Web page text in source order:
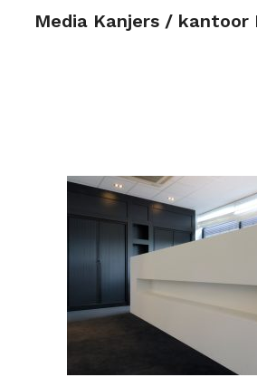
Media Kanjers / kantoor